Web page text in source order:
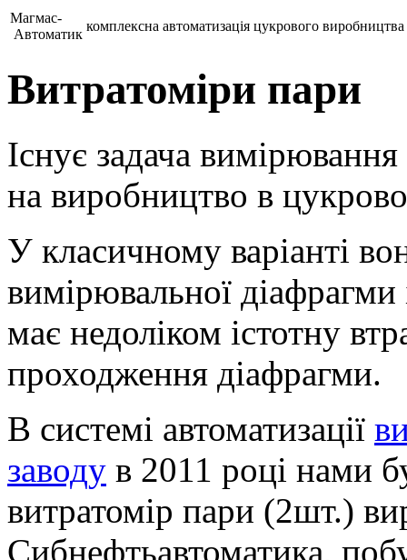
Магмас-
Автоматик
комплексна автоматизація цукрового виробництва
Витратоміри пари
Існує задача
на виробництво в
У класичному варіанті
вимірювальної
має недоліком істотну
проходження діафрагми.
В системі автоматизації
заводу в 2011 році нами
витратомір пари (2шт.)
Сибнефтьавтоматика,